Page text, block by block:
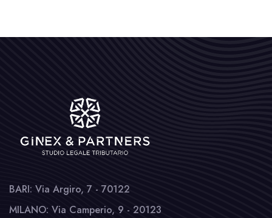
BARI: Via Argiro, 7 - 70122
MILANO: Via Camperio, 9 - 20123